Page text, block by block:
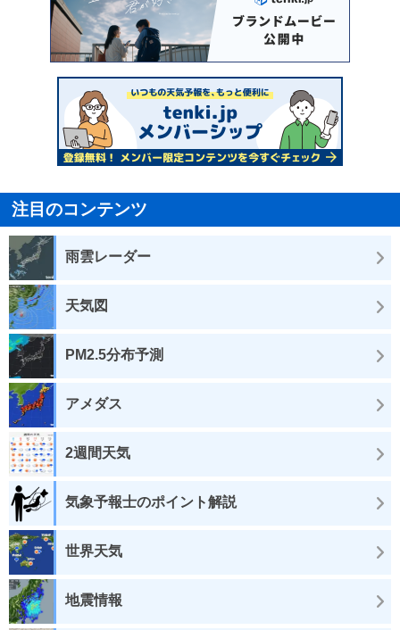
注目のコンテンツ
雨雲レーダー
天気図
PM2.5分布予測
アメダス
2週間天気
気象予報士のポイント解説
世界天気
地震情報